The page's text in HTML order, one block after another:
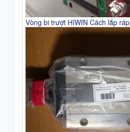
Vòng bi trượt HIWIN Cách lắp ráp